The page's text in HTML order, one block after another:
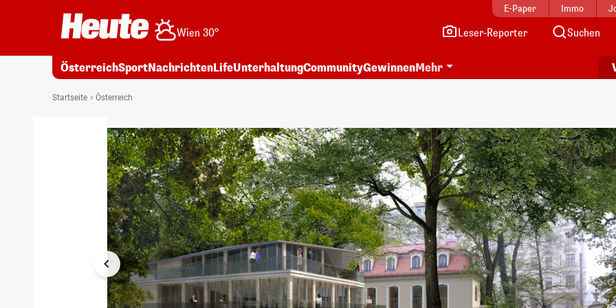
E-Paper Immo
Wien 30° Leser-Reporter Suchen
ÖsterreichSportNachrichtenLifeUnterhaltungCommunityGewinnenMehr
Startseite Österreich